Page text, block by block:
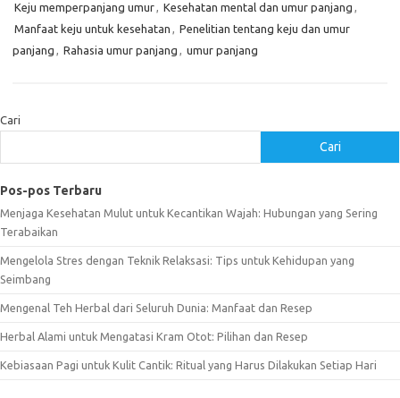
Keju memperpanjang umur, Kesehatan mental dan umur panjang ,
Manfaat keju untuk kesehatan , Penelitian tentang keju dan umur
panjang , Rahasia umur panjang , umur panjang
Cari
Cari
Pos-pos Terbaru
Menjaga Kesehatan Mulut untuk Kecantikan Wajah: Hubungan yang Sering
Terabaikan
Mengelola Stres dengan Teknik Relaksasi: Tips untuk Kehidupan yang
Seimbang
Mengenal Teh Herbal dari Seluruh Dunia: Manfaat dan Resep
Herbal Alami untuk Mengatasi Kram Otot: Pilihan dan Resep
Kebiasaan Pagi untuk Kulit Cantik: Ritual yang Harus Dilakukan Setiap Hari